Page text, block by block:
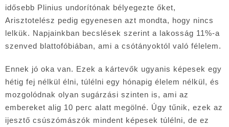
idősebb Plinius undorítónak bélyegezte őket,
Arisztotelész pedig egyenesen azt mondta, hogy nincs
lelkük. Napjainkban becslések szerint a lakosság 11%-a
szenved blattofóbiában, ami a csótányoktól való félelem.
Ennek jó oka van. Ezek a kártevők ugyanis képesek egy
hétig fej nélkül élni, túlélni egy hónapig élelem nélkül, és
mozgolódnak olyan sugárzási szinten is, ami az
embereket alig 10 perc alatt megölné. Úgy tűnik, ezek az
ijesztő csúszómászók mindent képesek túlélni, de ez